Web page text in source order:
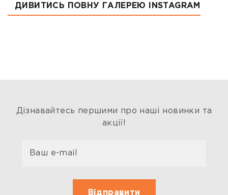
ДИВИТИСЬ ПОВНУ ГАЛЕРЕЮ INSTAGRAM
Дізнавайтесь першими про наші новинки та
акції!